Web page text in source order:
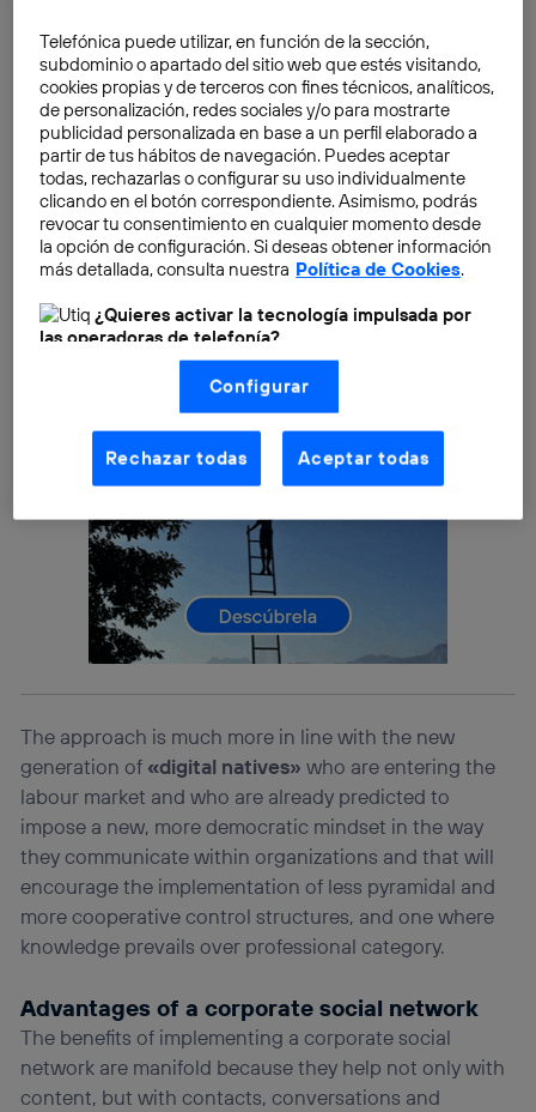
static intranets with a closed structure based on a
thousand compartments –some cryptic– to a new
flexible relationship space that allows the prominence
usually reserved for managers to be shared, and
where interdepartmental conversations can arise
spontaneously. They help to take advantage of
«collective intelligence».
The approach is much more in line with the new
generation of «digital natives» who are entering the
labour market and who are already predicted to
impose a new, more democratic mindset in the way
they communicate within organizations and that will
encourage the implementation of less pyramidal and
more cooperative control structures, and one where
knowledge prevails over professional category.
Advantages of a corporate social network
The benefits of implementing a corporate social
network are manifold because they help not only with
content, but with contacts, conversations and
Telefónica puede utilizar, en función de la sección,
subdominio o apartado del sitio web que estés visitando,
cookies propias y de terceros con fines técnicos, analíticos,
de personalización, redes sociales y/o para mostrarte
publicidad personalizada en base a un perfil elaborado a
partir de tus hábitos de navegación. Puedes aceptar
todas, rechazarlas o configurar su uso individualmente
clicando en el botón correspondiente. Asimismo, podrás
revocar tu consentimiento en cualquier momento desde
la opción de configuración. Si deseas obtener información
más detallada, consulta nuestra Política de Cookies.
¿Quieres activar la tecnología impulsada por
las operadoras de telefonía?
Nosotros, Telefónica S.A., utilizamos la tecnología Utiq para
realizar nuestras acciones de marketing digital o análisis
(como se describe en este aviso de consentimiento)
basadas en tu navegación en nuestra(s) web(s)
aquí (solo cuando utilizas una conexión a
internet habilitada , proporcionada por una de las
operadoras de telefonía participantes, y otorgas tu
La tecnología Utiq está diseñada con la privacidad como
prioridad ofreciéndote elección y control.
La tecnología utiliza un identificador cifrado creado por tu
operadora de telefonía, utilizando tu dirección IP y otra
información de la cuenta de cliente de
telecomunicaciones vinculada a la conexión que utilizas
lo que cualquier persona que conecte su dispositivo y
consienta el uso de la tecnología recibirá el mismo
identificador. Típicamente:
Si utilizas unaconexión de banda ancha (p. ej., Wi-Fi),
el marketing o análisis se realizará en función de las
actividades de navegación de los miembros del hogar
que hayan dado su consentimiento.
Si utilizasdatos móviles , el marketing será más
personalizado, ya que se basará únicamente en la
Puedes gestionar los consentimientos Utiq seleccionando
“Administrar Utiq” en la parte inferior de esta página web o
visitando el portal de privacidad de Utiq
(“consenthub”). Para más información, consulta
la política de privacidad de Utiq
Configurar
Rechazar todas Aceptar todas